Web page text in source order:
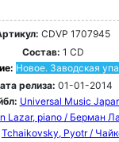
CDVP 1707945
Состав: 1 CD
Новое. Заводская
релиза: 01-01-2014
Universal Music
Lazar, piano / Берман
Tchaikovsky, Pyotr /